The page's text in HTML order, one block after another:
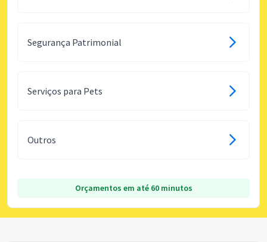
Segurança Patrimonial
Serviços para Pets
Outros
Orçamentos em até 60 minutos